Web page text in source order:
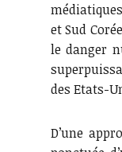
et Sud
le danger
des Etats-
D’une